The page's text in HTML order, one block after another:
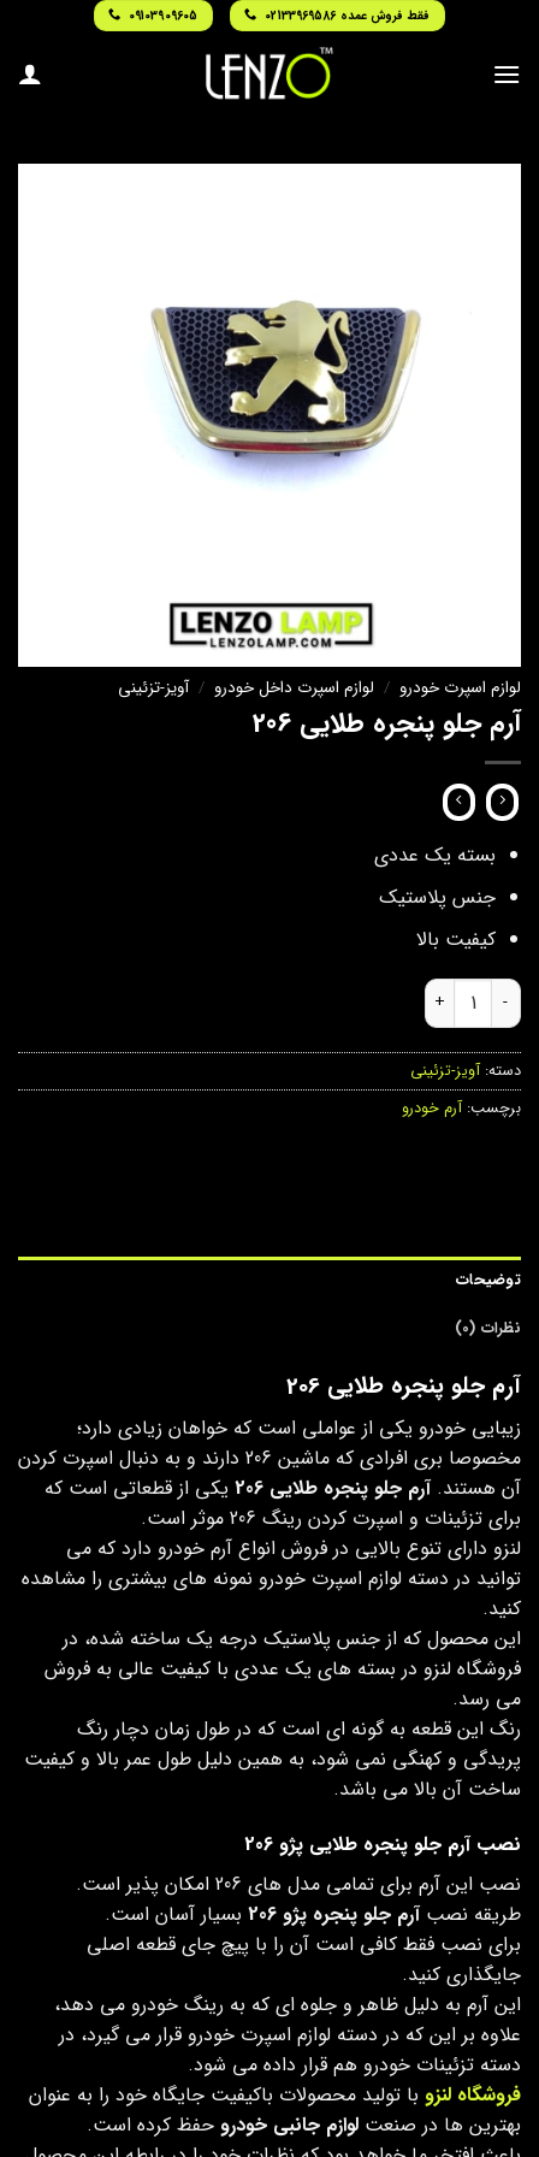
content
فقط فروش عمده 02133969586 09103909605
لوازم اسپرت خودرو / لوازم اسپرت داخل خودرو / آویز-تزئینی
آرم جلو پنجره طلایی 206
بسته یک عددی
جنس پلاستیک
کیفیت بالا
آرم جلو پنجره طلایی 206 عدد
دسته:آویز-تزئینی
برچسب:آرم خودرو
توضیحات
نظرات (0)
آرم جلو پنجره طلایی 206
زیبایی خودرو یکی از عواملی است که خواهان زیادی دارد؛
مخصوصا بری افرادی که ماشین 206 دارند و به دنبال اسپرت کردن
آن هستند.آرم جلو پنجره طلایی 206
یکی از قطعاتی است که
برای تزئینات و اسپرت کردن رینگ 206 موثر است.
لنزو دارای تنوع بالایی در فروش انواع آرم خودرو دارد که می
توانید در دسته لوازم اسپرت خودرو نمونه های بیشتری را مشاهده
کنید.
این محصول که از جنس پلاستیک درجه یک ساخته شده، در
فروشگاه لنزو در بسته های یک عددی با کیفیت عالی به فروش
می رسد.
رنگ این قطعه به گونه ای است که در طول زمان دچار رنگ
پریدگی و کهنگی نمی شود، به همین دلیل طول عمر بالا و کیفیت
ساخت آن بالا می باشد.
نصب آرم جلو پنجره طلایی پژو 206
نصب این آرم برای تمامی مدل های 206 امکان پذیر است.
طریقه نصبآرم جلو پنجره پژو 206
بسیار آسان است.
برای نصب فقط کافی است آن را با پیچ جای قطعه اصلی
جایگذاری کنید.
این آرم به دلیل ظاهر و جلوه ای که به رینگ خودرو می دهد،
علاوه بر این که در دسته لوازم اسپرت خودرو قرار می گیرد، در
دسته تزئینات خودرو هم قرار داده می شود.
فروشگاه لنزو با تولید محصولات باکیفیت جایگاه خود را به عنوان
بهترین ها در صنعت لوازم جانبی خودرو حفظ کرده است.